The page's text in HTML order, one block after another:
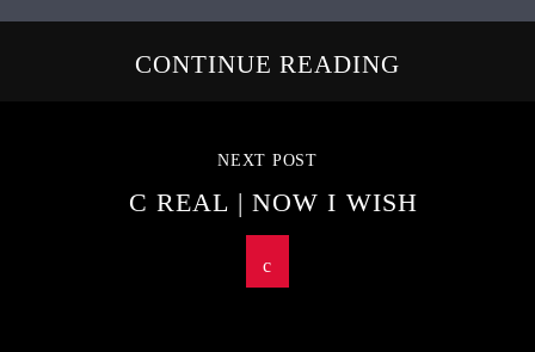
CONTINUE READING
NEXT POST
C REAL | NOW I WISH